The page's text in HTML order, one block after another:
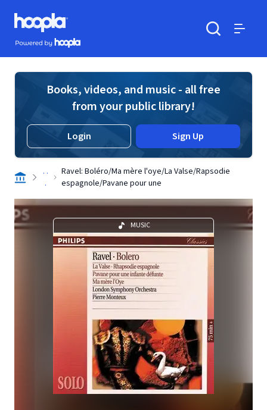
Skip to main content
Hoopla logo
Powered by Hoopla
Books, videos, and music - all free
from your public library!
Login Sign Up
. .
.
Ravel: Boléro/Ma mère l'oye/La Valse/Rapsodie
espagnole/Pavane pour une
MUSIC